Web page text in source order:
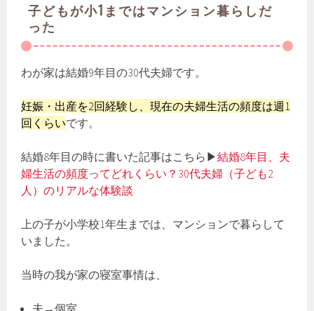
子どもが小1まではマンション暮らしだ
った
わが家は結婚9年目の30代夫婦です。
妊娠・出産を2回経験し、現在の夫婦生活の頻度は週1
回くらいです。
結婚8年目の時に書いた記事はこちら▶結婚8年目、夫
婦生活の頻度ってどれくらい？30代夫婦（子ども2
人）のリアルな体験談
上の子が小学校1年生までは、マンションで暮らして
いました。
当時の我が家の寝室事情は、